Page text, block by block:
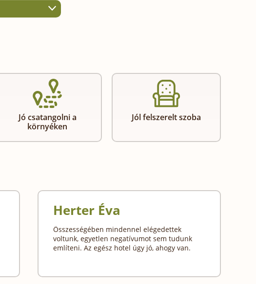
Jó csatangolni a
környéken
Jól felszerelt szoba
Herter Éva
Összességében mindennel elégedettek
voltunk, egyetlen negatívumot sem tudunk
említeni. Az egész hotel úgy jó, ahogy van.